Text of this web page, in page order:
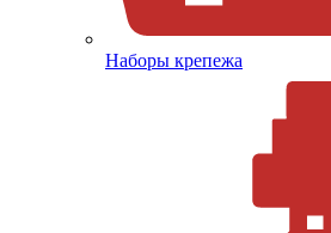
Наборы крепежа